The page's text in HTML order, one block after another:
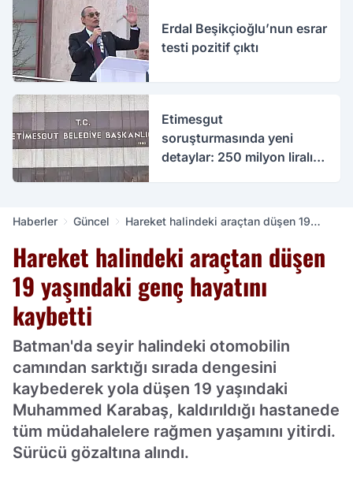
Erdal Beşikçioğlu’nun esrar
testi pozitif çıktı
Etimesgut
soruşturmasında yeni
detaylar: 250 milyon liralık
Haberler Güncel
Hareket halindeki araçtan düşen 19
Hareket halindeki araçtan düşen
19 yaşındaki genç hayatını
kaybetti
Batman'da seyir halindeki otomobilin
camından sarktığı sırada dengesini
kaybederek yola düşen 19 yaşındaki
Muhammed Karabaş, kaldırıldığı hastanede
tüm müdahalelere rağmen yaşamını yitirdi.
Sürücü gözaltına alındı.